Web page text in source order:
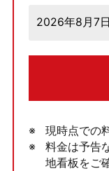
現時点での
料金は予告
地看板をご